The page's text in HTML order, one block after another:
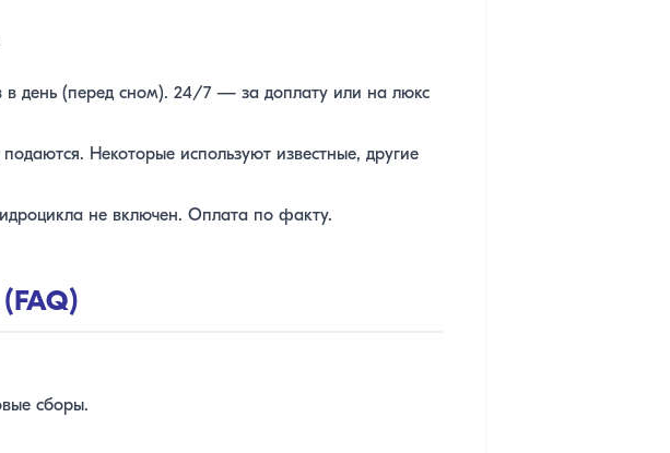
день (перед сном). 24/7 — за доплату или на люкс
Некоторые используют известные, другие
не включен. Оплата по факту.
сборы.